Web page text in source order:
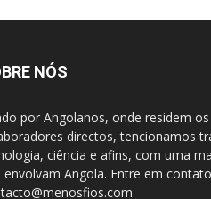
NÓS
por Angolanos, onde residem
directos, tencionamos
ciência e afins, com uma
envolvam Angola. Entre em